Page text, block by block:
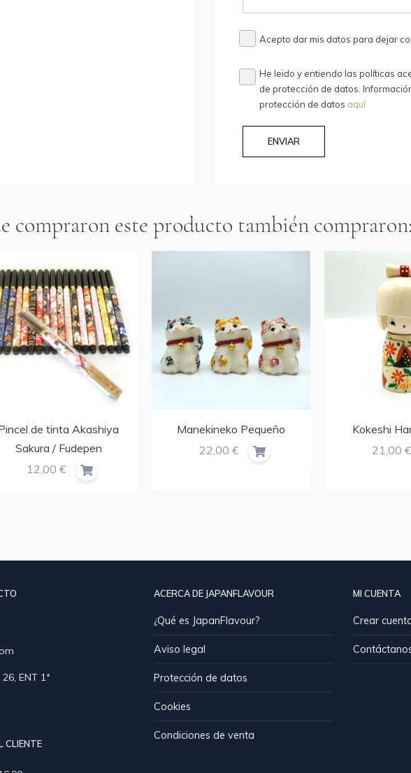
Acepto dar mis datos para dejar
He leido y entiendo las políticas
de protección de datos.
protección de datos aquí
ENVIAR
compraron este producto también compraron:
de tinta Akashiya
Sakura / Fudepen
12,00 €
Manekineko Pequeño
22,00 €
Kokeshi
21,00 €
ENT 1ª
CLIENTE
ACERCA DE JAPANFLAVOUR
¿Qué es JapanFlavour?
Aviso legal
Protección de datos
Cookies
Condiciones de venta
MI CUENTA
Crear